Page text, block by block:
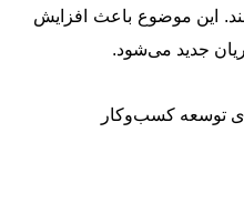
این موضوع باعث افزایش
جدید می‌شود.
توسعه کسب‌وکار